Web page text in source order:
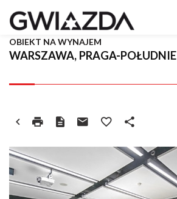
WARSZAWA, PRAGA-POŁUDNIE
OBIEKT NA WYNAJEM